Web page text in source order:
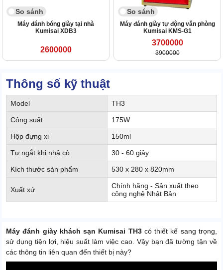
So sánh
Máy đánh bóng giày tại nhà
Kumisai XDB3
2600000
So sánh
Máy đánh giày tự động văn phòng
Kumisai KMS-G1
3700000
3900000
Thông số kỹ thuật
Model TH3
Công suất 175W
Hộp đựng xi 150ml
Tự ngắt khi nhả cò 30 - 60 giây
Kích thước sản phẩm 530 x 280 x 820mm
Xuất xứ
Chính hãng - Sản xuất theo
công nghệ Nhật Bản
Máy đánh giày khách sạn Kumisai TH3 có thiết kế sang trọng,
sử dụng tiện lợi, hiệu suất làm việc cao. Vậy bạn đã tường tận về
các thông tin liên quan đến thiết bị này?